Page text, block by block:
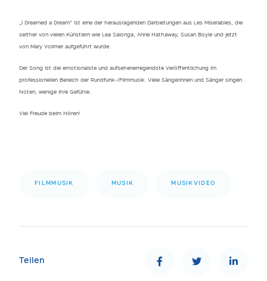
„I Dreamed a Dream“ ist eine der herausragenden Darbietungen aus Les Miserables, die
seither von vielen Künstlern wie Lea Salonga, Anne Hathaway, Susan Boyle und jetzt
von Mary Vollmer aufgeführt wurde.
Der Song ist die emotionalste und aufsehenerregendste Veröffentlichung im
professionellen Bereich der Rundfunk-/Filmmusik. Viele Sängerinnen und Sänger singen
Noten, wenige ihre Gefühle.
Viel Freude beim Hören!
FILMMUSIK MUSIK MUSIKVIDEO
Teilen